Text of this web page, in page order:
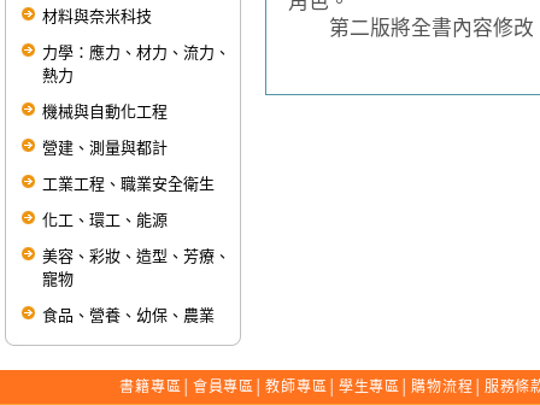
材料與奈米科技
力學：應力、材力、流力、
熱力
機械與自動化工程
營建、測量與都計
工業工程、職業安全衛生
化工、環工、能源
美容、彩妝、造型、芳療、
寵物
食品、營養、幼保、農業
第二版將全書內容修改
書籍專區 會員專區 │教師專區 學生專區 購物流程 服務條